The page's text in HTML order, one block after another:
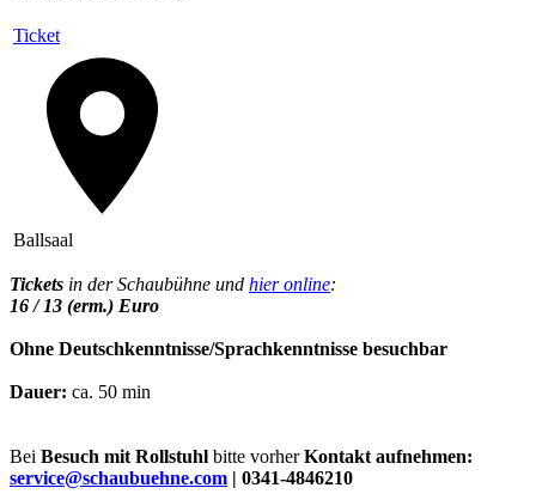
Ticket
Ballsaal
Tickets in der Schaubühne und hier online:
16 / 13 (erm.) Euro
Ohne Deutschkenntnisse/Sprachkenntnisse besuchbar
Dauer: ca. 50 min
Bei Besuch mit Rollstuhl bitte vorherKontakt aufnehmen:
service@schaubuehne.com | 0341-4846210